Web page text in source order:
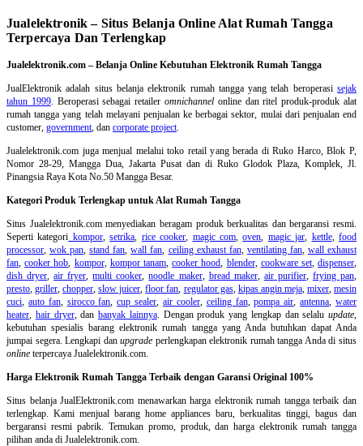
Jualelektronik – Situs Belanja Online Alat Rumah Tangga
Terpercaya Dan Terlengkap
Jualelektronik.com – Belanja Online Kebutuhan Elektronik Rumah Tangga
JualElektronik adalah situs belanja elektronik rumah tanggayang telah beroperasisejak
tahun 1999. Beroperasi sebagai retaileromnichannel online dan ritel produk-produk alat
rumah tangga yang telah melayani penjualan ke berbagai sektor, mulai dari penjualan end
customer, government, dan corporate project.
Jualelektronik.com juga menjual melalui toko retail yang berada di Ruko Harco, Blok P,
Nomor 28-29, Mangga Dua, Jakarta Pusat dan di Ruko Glodok Plaza, Komplek, Jl.
Pinangsia Raya Kota No.50 Mangga Besar.
Kategori Produk Terlengkap untuk Alat Rumah Tangga
Situs Jualelektronik.com menyediakan beragam produk berkualitas dan bergaransi resmi.
Seperti kategori kompor,setrika, rice cooker, magic com,oven, magic jar, kettle,food
processor,wok pan,stand fan,wall fan, ceiling exhaust fan, ventilating fan, wall exhaust
fan,cooker hob, kompor, kompor tanam,cooker hood, blender, cookware set,dispenser,
dish dryer,air fryer,multi cooker,noodle maker, bread maker, air purifier, frying pan,
presto,griller,chopper,slow juicer,floor fan, regulator gas, kipas angin meja, mixer,mesin
cuci, auto fan, sirocco fan,cup sealer,air cooler, ceiling fan,pompa air,antenna,water
heater, hair dryer, dan banyak lainnya. Dengan produk yang lengkap dan selalu update,
kebutuhan spesialis barang elektronik rumah tangga yang Anda butuhkan dapat Anda
jumpai segera. Lengkapi danupgrade perlengkapan elektronik rumah tangga Anda di situs
online terpercaya Jualelektronik.com.
Harga Elektronik Rumah Tangga Terbaik dengan Garansi Original 100%
Situs belanjaJualElektronik.com menawarkan harga elektronik rumah tangga terbaik dan
terlengkap. Kami menjual barang home appliances baru, berkualitas tinggi, bagus dan
bergaransi resmi pabrik. Temukan promo, produk, dan harga elektronik rumah tangga
pilihan anda di Jualelektronik.com.